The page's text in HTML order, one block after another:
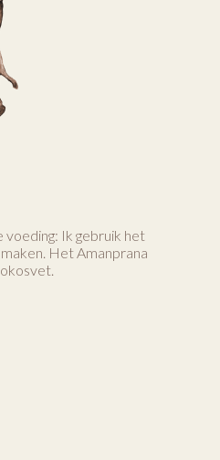
voeding: Ik gebruik het
Het Amanprana